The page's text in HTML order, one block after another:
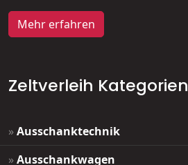
Mehr erfahren
Zeltverleih Kategorien
»Ausschanktechnik
»Ausschankwagen